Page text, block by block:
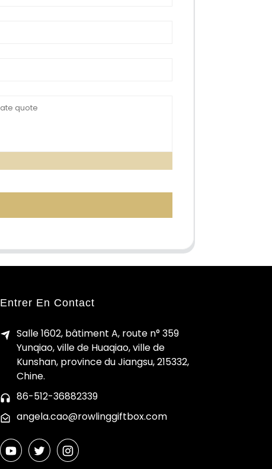
Entrer En Contact
Salle 1602, bâtiment A, route n° 359
Yunqiao, ville de Huaqiao, ville de
Kunshan, province du Jiangsu, 215332,
Chine.
86-512-36882339
angela.cao@rowlinggiftbox.com